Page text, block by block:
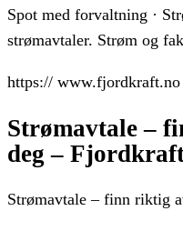
Spot med forvaltning ·
strømavtaler. Strøm og
https:// www.fjordkraft.no
Strømavtale –
deg –
Strømavtale – finn riktig